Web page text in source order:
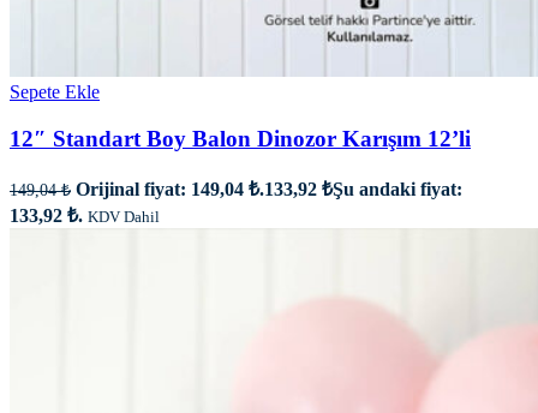
Sepete Ekle
12″ Standart Boy Balon Dinozor Karışım 12’li
149,04₺ Orijinal fiyat: 149,04 ₺.133,92 ₺Şu andaki fiyat:
133,92 ₺. KDV Dahil